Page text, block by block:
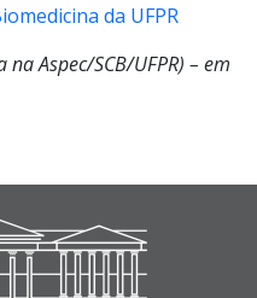
da UFPR
Aspec/SCB/UFPR) – em